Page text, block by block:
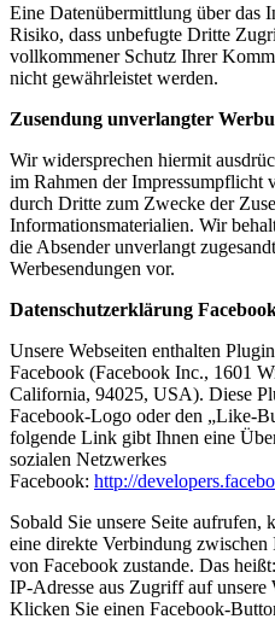
Eine Datenübermittlung über das
Risiko, dass unbefugte Dritte
vollkommener Schutz Ihrer
nicht gewährleistet werden.
Zusendung unverlangter
Wir widersprechen hiermit
im Rahmen der Impressumpflicht
durch Dritte zum Zwecke der
Informationsmaterialien. Wir
die Absender unverlangt
Werbesendungen vor.
Datenschutzerklärung
Unsere Webseiten enthalten
Facebook (Facebook Inc., 1601
California, 94025, USA). Diese
Facebook-Logo oder den „Like-
folgende Link gibt Ihnen eine
sozialen Netzwerkes
Facebook: http://
Sobald Sie unsere Seite
eine direkte Verbindung
von Facebook zustande. Das
IP-Adresse aus Zugriff auf unsere
Klicken Sie einen Facebook-